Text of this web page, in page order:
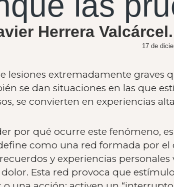
Herrera
17 de
lesiones extremadamente graves
se dan situaciones en las que
se convierten en experiencias
por qué ocurre este fenómeno,
como una red formada por
y experiencias
Esta red provoca que